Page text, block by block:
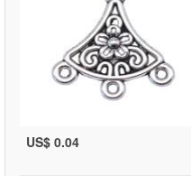
US$ 0.04